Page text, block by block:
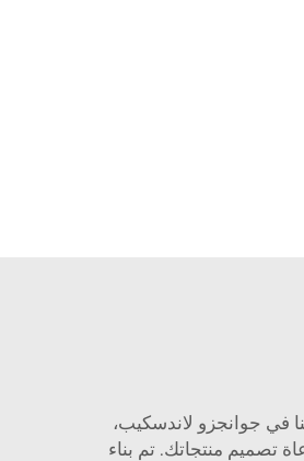
في جوانجزو لاندسكيب،
تصميم منتجاتك. تم بناء